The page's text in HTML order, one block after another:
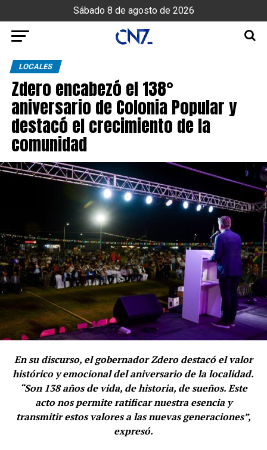
Sábado 8 de agosto de 2026
LOCALES
Zdero encabezó el 138°
aniversario de Colonia Popular y
destacó el crecimiento de la
comunidad
En su discurso, el gobernador Zdero destacó el valor
histórico y emocional del aniversario de la localidad.
“Son 138 años de vida, de historia, de sueños. Este
acto nos permite ratificar nuestra esencia y
transmitir estos valores a las nuevas generaciones”,
expresó.